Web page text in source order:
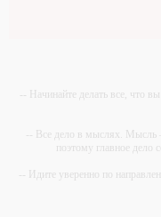
-- Начинайте делать все, что
-- Все дело в мыслях. Мысль
поэтому главное дело
-- Идите уверенно по